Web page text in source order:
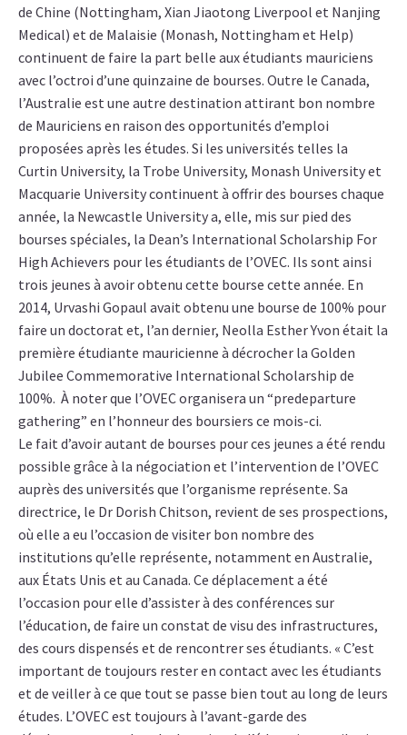
de Chine (Nottingham, Xian Jiaotong Liverpool et Nanjing
Medical) et de Malaisie (Monash, Nottingham et Help)
continuent de faire la part belle aux étudiants mauriciens
avec l’octroi d’une quinzaine de bourses. Outre le Canada,
l’Australie est une autre destination attirant bon nombre
de Mauriciens en raison des opportunités d’emploi
proposées après les études. Si les universités telles la
Curtin University, la Trobe University, Monash University et
Macquarie University continuent à offrir des bourses chaque
année, la Newcastle University a, elle, mis sur pied des
bourses spéciales, la Dean’s International Scholarship For
High Achievers pour les étudiants de l’OVEC. Ils sont ainsi
trois jeunes à avoir obtenu cette bourse cette année. En
2014, Urvashi Gopaul avait obtenu une bourse de 100% pour
faire un doctorat et, l’an dernier, Neolla Esther Yvon était la
première étudiante mauricienne à décrocher la Golden
Jubilee Commemorative International Scholarship de
100%. À noter que l’OVEC organisera un “predeparture
gathering” en l’honneur des boursiers ce mois-ci.
Le fait d’avoir autant de bourses pour ces jeunes a été rendu
possible grâce à la négociation et l’intervention de l’OVEC
auprès des universités que l’organisme représente. Sa
directrice, le Dr Dorish Chitson, revient de ses prospections,
où elle a eu l’occasion de visiter bon nombre des
institutions qu’elle représente, notamment en Australie,
aux États Unis et au Canada. Ce déplacement a été
l’occasion pour elle d’assister à des conférences sur
l’éducation, de faire un constat de visu des infrastructures,
des cours dispensés et de rencontrer ses étudiants. « C’est
important de toujours rester en contact avec les étudiants
et de veiller à ce que tout se passe bien tout au long de leurs
études. L’OVEC est toujours à l’avant-garde des